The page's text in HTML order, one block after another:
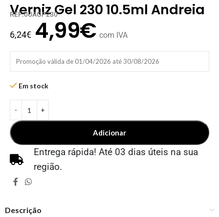
Verniz Gel 230 10.5ml Andreia
REF:0UAGP230
6,24€ 4,99€ com IVA
Promoção válida de 01/04/2026 até 30/08/2026
Em stock
Adicionar
Entrega rápida! Até 03 dias úteis na sua
região.
Descrição